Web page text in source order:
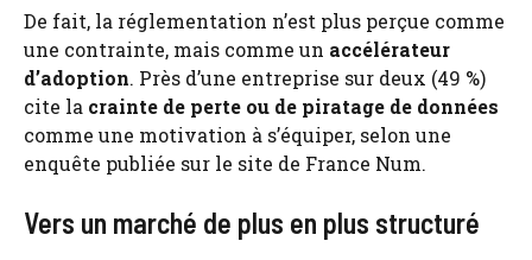
De fait, la réglementation n’est plus perçue comme
une contrainte, mais comme un accélérateur
d’adoption. Près d’une entreprise sur deux (49 %)
cite la crainte de perte ou de piratage de données
comme une motivation à s’équiper, selon une
enquête publiée sur le site de France Num.
Vers un marché de plus en plus structuré